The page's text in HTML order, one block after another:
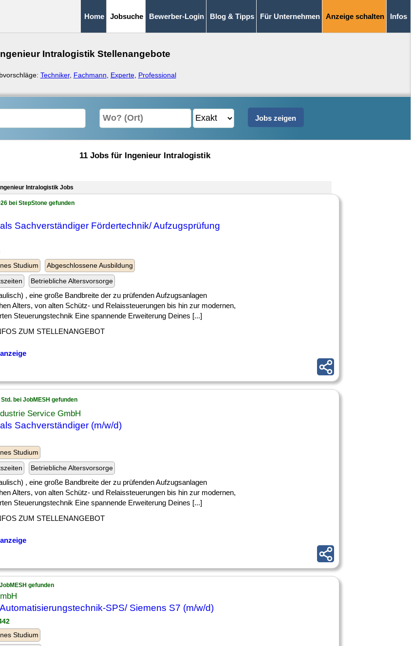
Home Jobsuche Bewerber-Login Blog & Tipps Für Unternehmen Anzeige schalten Infos
Intralogistik Stellenangebote
Techniker, Fachmann Experte, Professional
11 Jobs für Ingenieur Intralogistik
Intralogistik Jobs
bei StepStone gefunden
Sachverständiger Fördertechnik/ Aufzugsprüfung
Studium
Abgeschlossene Ausbildung
Betriebliche Altersvorsorge
, eine große Bandbreite der zu prüfenden Aufzugsanlagen
Alters, von alten Schütz- und Relaissteuerungen bis hin zur modernen,
Steuerungstechnik Eine spannende Erweiterung Deines [...]
ZUM STELLENANGEBOT
bei JobMESH gefunden
Service GmbH
Sachverständiger (m/w/d)
Studium
Betriebliche Altersvorsorge
, eine große Bandbreite der zu prüfenden Aufzugsanlagen
Alters, von alten Schütz- und Relaissteuerungen bis hin zur modernen,
Steuerungstechnik Eine spannende Erweiterung Deines [...]
ZUM STELLENANGEBOT
gefunden
SPS/ Siemens S7 (m/w/d)
Studium